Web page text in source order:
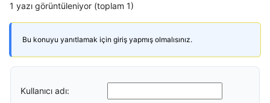
1 yazı görüntüleniyor (toplam 1)
Bu konuyu yanıtlamak için giriş yapmış olmalısınız.
Kullanıcı adı: